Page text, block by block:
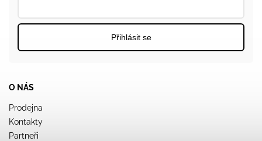
O NÁS
Prodejna
Kontakty
Partneři
Přihlásit se